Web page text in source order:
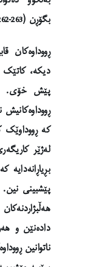
بگۆڕن (Sewell 2005, 262-263).
ڕووداوەکان
دیکە، کاتێک
پێش خۆی.
کە ڕووداوێک
لەژێر
پێشبینی
دادەنێن و
ناتوانین